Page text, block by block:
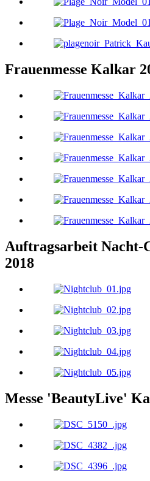
Frauenmesse Kalkar
Auftragsarbeit Nacht-
2018
Messe 'BeautyLive'